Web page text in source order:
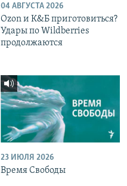
04 АВГУСТА 2026
Ozon и К&Б приготовиться?
Удары по Wildberries
продолжаются
23 ИЮЛЯ 2026
Время Свободы